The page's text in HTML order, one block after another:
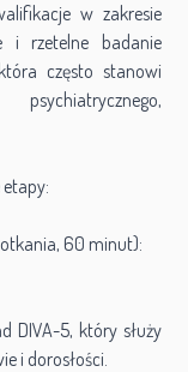
w zakresie
i rzetelne badanie
często stanowi
60 minut):
DIVA-5, który służy
i dorosłości.